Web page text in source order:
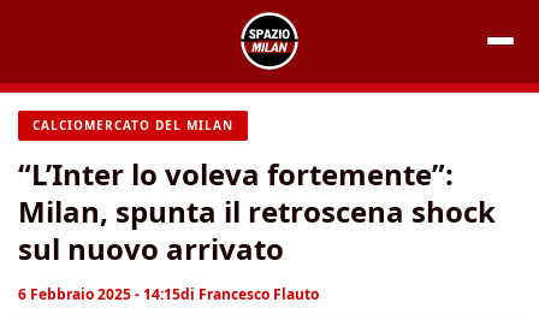
contenuto
CALCIOMERCATO DEL MILAN
“L’Inter lo voleva fortemente”:
Milan, spunta il retroscena shock
sul nuovo arrivato
6 Febbraio 2025 - 14:15di Francesco Flauto